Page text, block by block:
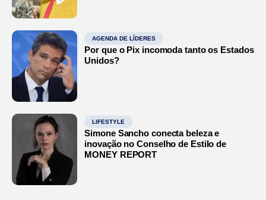
AGENDA DE LÍDERES
Por que o Pix incomoda tanto os Estados
Unidos?
LIFESTYLE
Simone Sancho conecta beleza e
inovação no Conselho de Estilo de
MONEY REPORT